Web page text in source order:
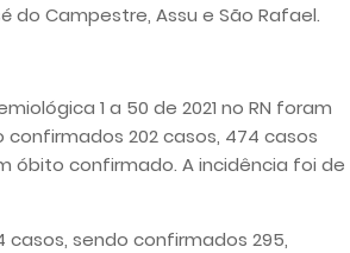
do Campestre, Assu e São Rafael.
1 a 50 de 2021 no RN foram
202 casos, 474 casos
óbito confirmado. A incidência foi de
casos, sendo confirmados 295,